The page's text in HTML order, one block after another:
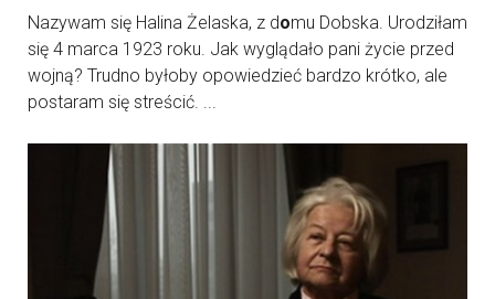
Nazywam się Halina Żelaska, z domu Dobska. Urodziłam
się 4 marca 1923 roku. Jak wyglądało pani życie przed
wojną? Trudno byłoby opowiedzieć bardzo krótko, ale
postaram się streścić. ...